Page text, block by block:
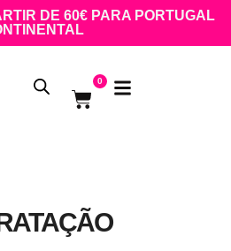
DE 60€ PARA PORTUGAL
0